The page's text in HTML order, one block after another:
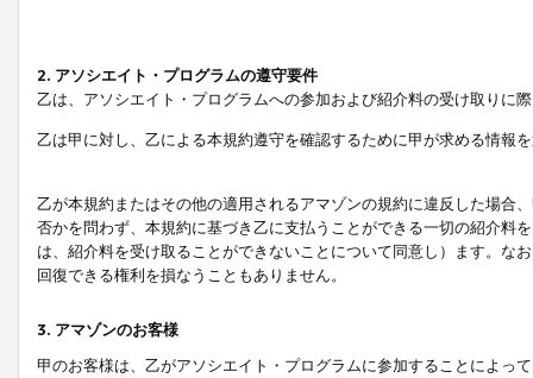
2. アソシエイト・プログラムの遵守要件
乙は、アソシエイト・プログラムへの参加および紹介料の受け取りに
乙は甲に対し、乙による本規約遵守を確認するために甲が求める情報
乙が本規約またはその他の適用されるアマゾンの規約に違反した場合
否かを問わず、本規約に基づき乙に支払うことができる一切の紹介料
は、紹介料を受け取ることができないことについて同意し）ます。な
回復できる権利を損なうこともありません。
3. アマゾンのお客様
甲のお客様は、乙がアソシエイト・プログラムに参加することによっ